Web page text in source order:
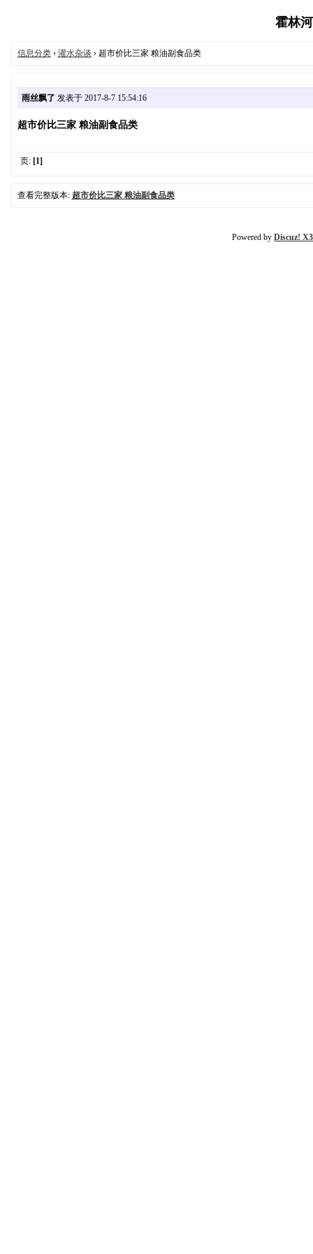
霍林
信息分类› 灌水杂谈 › 超市价比三家 粮油副食品类
雨丝飘了 发表于 2017-8-7 15:54:16
超市价比三家 粮油副食品类
页: [1]
查看完整版本: 超市价比三家 粮油副食品类
Powered by Discuz!